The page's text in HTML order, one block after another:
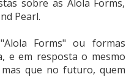
sobre as Alola Forms,
Pearl.
Forms" ou formas
e em resposta o mesmo
que no futuro, quem